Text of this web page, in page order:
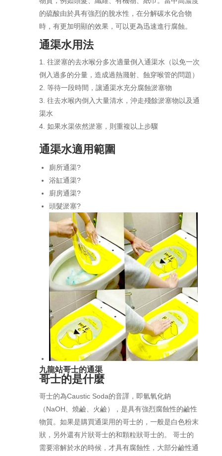
的硫酸由於具有強烈的脫水性，在分解碳水化合物
時，有更加明顯的效果，可以更為迅速進行腐蝕。
通渠水用法
往淤塞的去水喉分多次適量倒入通渠水（以免一次
倒入過多的分量，造成過熱濺射、蝕穿喉管的問題）
等待一段時間，讓通渠水充分腐蝕淤塞物
往去水喉內倒入大量清水，沖走殘餘淤塞物以及通
渠水
如果水渠依然淤塞，則重複以上步驟
通渠水適用範圍
廁所通渠?
浴缸通渠?
廚房通渠?
頭髮淤塞?
九龍站哥士的通渠
哥士的是什麼
哥士的為Caustic Soda的音譯，即氫氧化鈉
（NaOH、燒鹼、火鹼），是具有強烈腐蝕性的鹼性
物質。如果是購買通渠用的哥士的，一般是白色粉末
狀，另外還有片狀哥士的和顆粒狀哥士的。 哥士的
需要溶解於水的時候，才具有腐蝕性，大部分鹼性通